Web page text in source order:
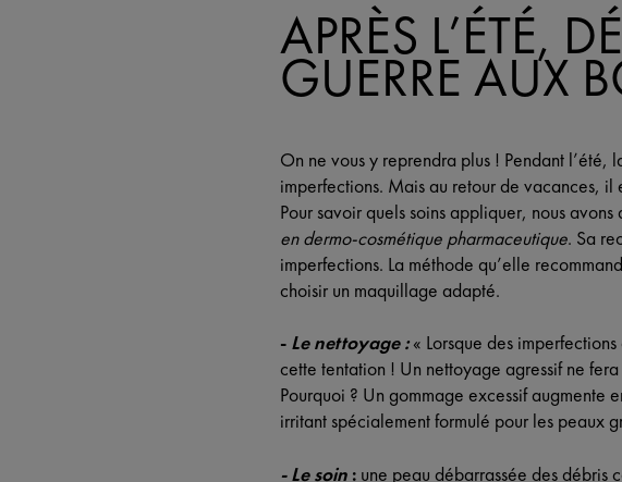
APRÈS L’ÉTÉ,
GUERRE AUX
On ne vous y reprendra plus ! Pendant
imperfections. Mais au retour de vacances, il
Pour savoir quels soins appliquer, nous
en dermo-cosmétique pharmaceutique. Sa
imperfections. La méthode qu’elle
choisir un maquillage adapté.
- Le nettoyage :« Lorsque des
cette tentation ! Un nettoyage agressif ne
Pourquoi ? Un gommage excessif augmente
irritant spécialement formulé pour les peaux
- Le soin:une peau débarrassée des débris